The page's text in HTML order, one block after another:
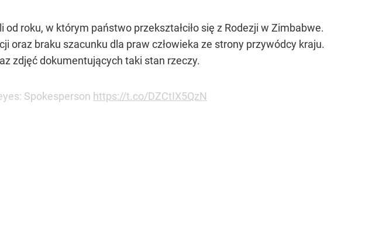
roku, w którym państwo przekształciło się z Rodezji w Zimbabwe.
oraz braku szacunku dla praw człowieka ze strony przywódcy kraju.
zdjęć dokumentujących taki stan rzeczy.
Spokesperson https://t.co/DZCtIX5QzN